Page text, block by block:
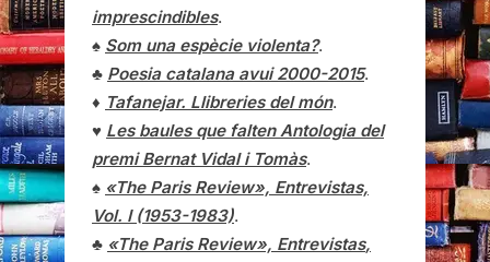
imprescindibles.
♠ Som una espècie violenta?.
♣ Poesia catalana avui 2000-2015.
♦ Tafanejar. Llibreries del món.
♥ Les baules que falten Antologia del
premi Bernat Vidal i Tomàs.
♠ «The Paris Review», Entrevistas,
Vol. I (1953-1983).
♣ «The Paris Review», Entrevistas,